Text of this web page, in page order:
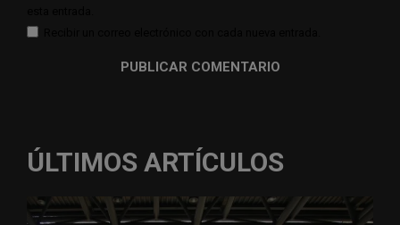
ÚLTIMOS ARTÍCULOS